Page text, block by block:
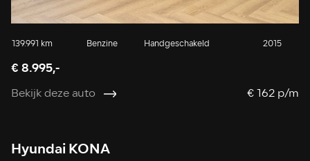
139.991 km Benzine Handgeschakeld 2015
€ 8.995,-
Bekijk deze auto € 162 p/m
Hyundai KONA